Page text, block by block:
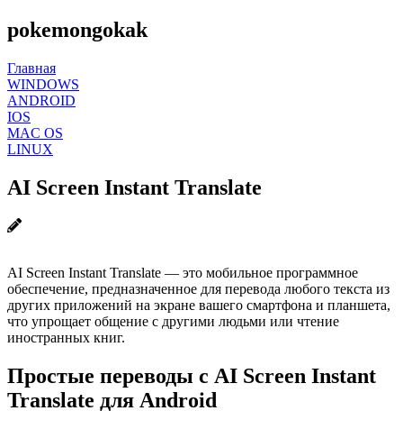
pokemongokak
Главная
WINDOWS
ANDROID
IOS
MAC OS
LINUX
AI Screen Instant Translate
AI Screen Instant Translate — это мобильное программное
обеспечение, предназначенное для перевода любого текста из
других приложений на экране вашего смартфона и планшета,
что упрощает общение с другими людьми или чтение
иностранных книг.
Простые переводы с AI Screen Instant
Translate для Android